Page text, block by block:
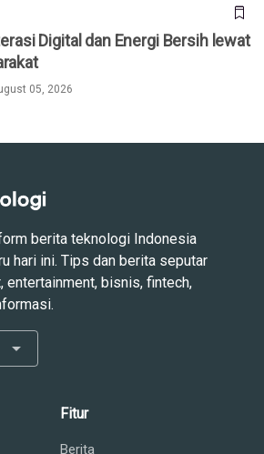
Digital dan Energi Bersih lewat
05, 2026
berita teknologi Indonesia
hari ini. Tips dan berita seputar
entertainment, bisnis, fintech,
arrow_drop_down
Fitur
Berita